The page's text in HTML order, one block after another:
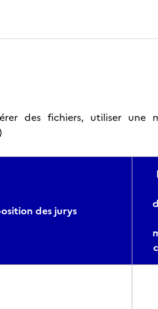
des fichiers, utiliser une
des jurys